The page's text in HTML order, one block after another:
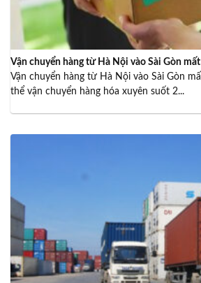
Vận chuyển hàng từ Hà Nội vào Sài Gòn mất
Vận chuyển hàng từ Hà Nội vào Sài Gòn
thể vận chuyển hàng hóa xuyên suốt 2...